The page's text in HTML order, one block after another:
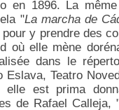
en 1896. La
"La marcha de
pour y prendre des
où elle mène
dans le
Eslava, Teatro
elle est prima
de Rafael Calleja,